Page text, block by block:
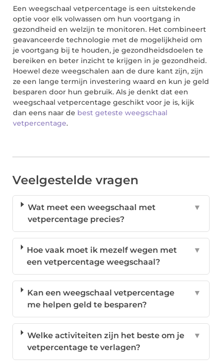
Een weegschaal vetpercentage is een uitstekende
optie voor elk volwassen om hun voortgang in
gezondheid en welzijn te monitoren. Het combineert
geavanceerde technologie met de mogelijkheid om
je voortgang bij te houden, je gezondheidsdoelen te
bereiken en beter inzicht te krijgen in je gezondheid.
Hoewel deze weegschalen aan de dure kant zijn, zijn
ze een lange termijn investering waard en kun je geld
besparen door hun gebruik. Als je denkt dat een
weegschaal vetpercentage geschikt voor je is, kijk
dan eens naar de best geteste weegschaal
vetpercentage.
Veelgestelde vragen
Wat meet een weegschaal met
vetpercentage precies?
▼
Hoe vaak moet ik mezelf wegen met
een vetpercentage weegschaal?
▼
Kan een weegschaal vetpercentage
me helpen geld te besparen?
▼
Welke activiteiten zijn het beste om je
vetpercentage te verlagen?
▼